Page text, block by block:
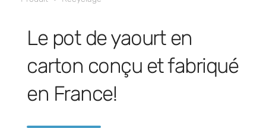
Le pot de yaourt en
carton conçu et fabriqué